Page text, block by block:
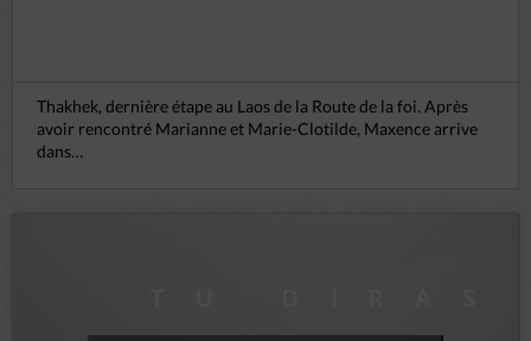
Thakhek, dernière étape au Laos de la Route de la foi. Après
avoir rencontré Marianne et Marie-Clotilde, Maxence arrive
dans…